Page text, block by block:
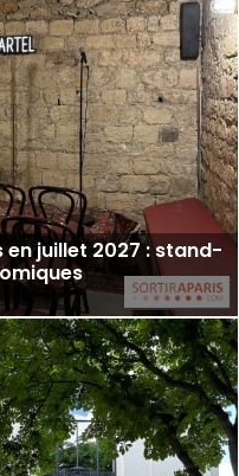
en juillet 2027 : stand-